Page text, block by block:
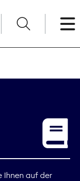
Ihnen auf der